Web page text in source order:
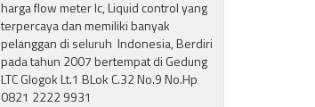
harga flow meter lc, Liquid control yang
terpercaya dan memiliki banyak
pelanggan di seluruh Indonesia, Berdiri
pada tahun 2007 bertempat di Gedung
LTC Glogok Lt.1 BLok C.32 No.9 No.Hp
0821 2222 9931